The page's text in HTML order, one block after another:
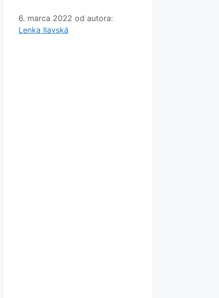
6. marca 2022 od autora:
Lenka Ilavská